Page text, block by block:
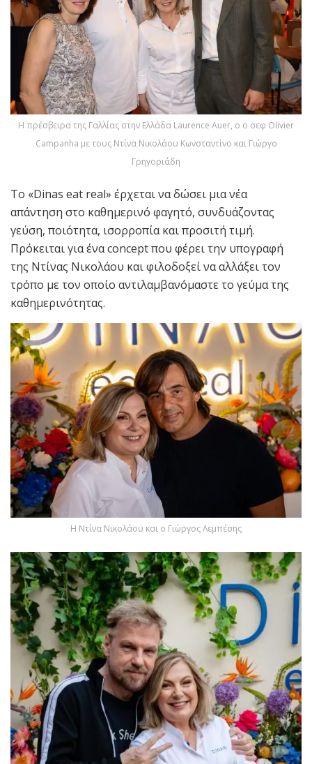
H πρέσβειρα της Γαλλίας στην Ελλάδα Laurence Auer, o ο σεφ Olivier
Campanha με τους Ντίνα Νικολάου Κωνσταντίνο και Γιώργο
Γρηγοριάδη
Το «Dinas eat real» έρχεται να δώσει μια νέα
απάντηση στο καθημερινό φαγητό, συνδυάζοντας
γεύση, ποιότητα, ισορροπία και προσιτή τιμή.
Πρόκειται για ένα concept που φέρει την υπογραφή
της Ντίνας Νικολάου και φιλοδοξεί να αλλάξει τον
τρόπο με τον οποίο αντιλαμβανόμαστε το γεύμα της
καθημερινότητας.
Η Nτίνα Νικολάου και ο Γιώργος Λεμπέσης